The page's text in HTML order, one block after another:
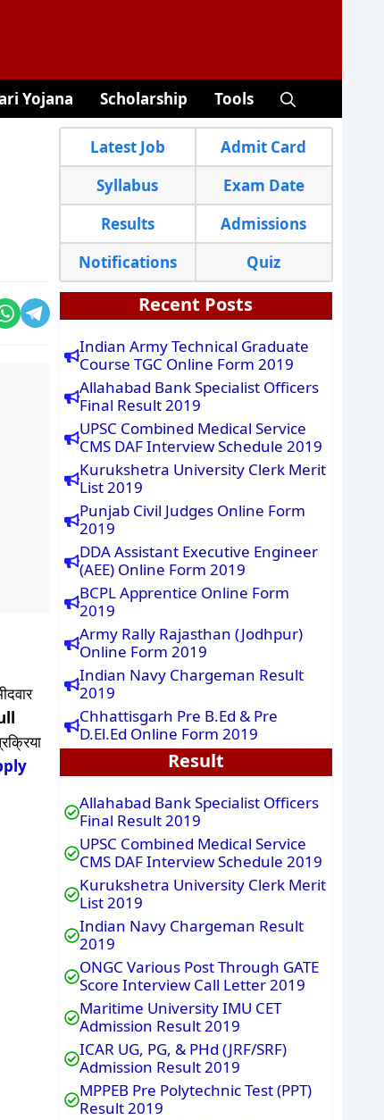
Yojana Scholarship Tools
Latest Job
Admit Card
Syllabus
Exam Date
Results
Admissions
Notifications
Quiz
Recent Posts
Indian Army Technical Graduate
Course TGC Online Form 2019
Allahabad Bank Specialist Officers
Final Result 2019
UPSC Combined Medical Service
CMS DAF Interview Schedule 2019
Kurukshetra University Clerk Merit
List 2019
Punjab Civil Judges Online Form
2019
DDA Assistant Executive Engineer
(AEE) Online Form 2019
BCPL Apprentice Online Form
2019
Army Rally Rajasthan (Jodhpur)
Online Form 2019
Indian Navy Chargeman Result
2019
Chhattisgarh Pre B.Ed & Pre
D.El.Ed Online Form 2019
Result
Allahabad Bank Specialist Officers
Final Result 2019
UPSC Combined Medical Service
CMS DAF Interview Schedule 2019
Kurukshetra University Clerk Merit
List 2019
Indian Navy Chargeman Result
2019
ONGC Various Post Through GATE
Score Interview Call Letter 2019
Maritime University IMU CET
Admission Result 2019
ICAR UG, PG, & PHd (JRF/SRF)
Admission Result 2019
MPPEB Pre Polytechnic Test (PPT)
Result 2019